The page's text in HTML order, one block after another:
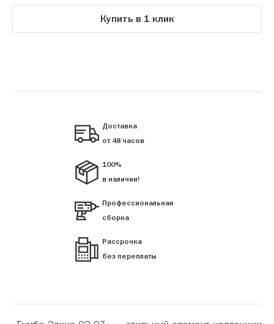
Купить в 1 клик
Доставка
от 48 часов
100%
в наличии!
Профессиональная
сборка
Рассрочка
без переплаты